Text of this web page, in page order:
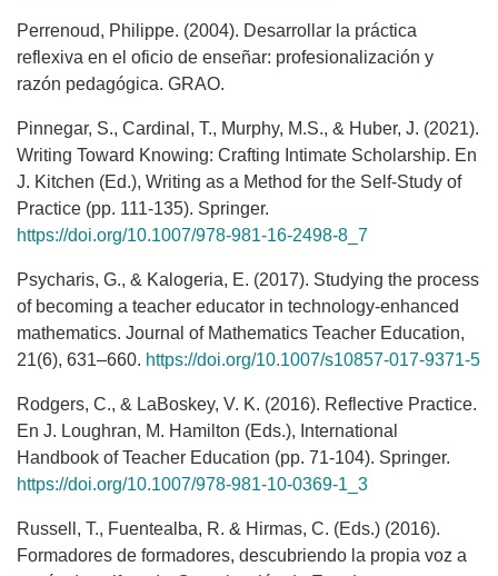
Perrenoud, Philippe. (2004). Desarrollar la práctica
reflexiva en el oficio de enseñar: profesionalización y
razón pedagógica. GRAO.
Pinnegar, S., Cardinal, T., Murphy, M.S., & Huber, J. (2021).
Writing Toward Knowing: Crafting Intimate Scholarship. En
J. Kitchen (Ed.), Writing as a Method for the Self-Study of
Practice (pp. 111-135). Springer.
https://doi.org/10.1007/978-981-16-2498-8_7
Psycharis, G., & Kalogeria, E. (2017). Studying the process
of becoming a teacher educator in technology-enhanced
mathematics. Journal of Mathematics Teacher Education,
21(6), 631–660. https://doi.org/10.1007/s10857-017-9371-5
Rodgers, C., & LaBoskey, V. K. (2016). Reflective Practice.
En J. Loughran, M. Hamilton (Eds.), International
Handbook of Teacher Education (pp. 71-104). Springer.
https://doi.org/10.1007/978-981-10-0369-1_3
Russell, T., Fuentealba, R. & Hirmas, C. (Eds.) (2016).
Formadores de formadores, descubriendo la propia voz a